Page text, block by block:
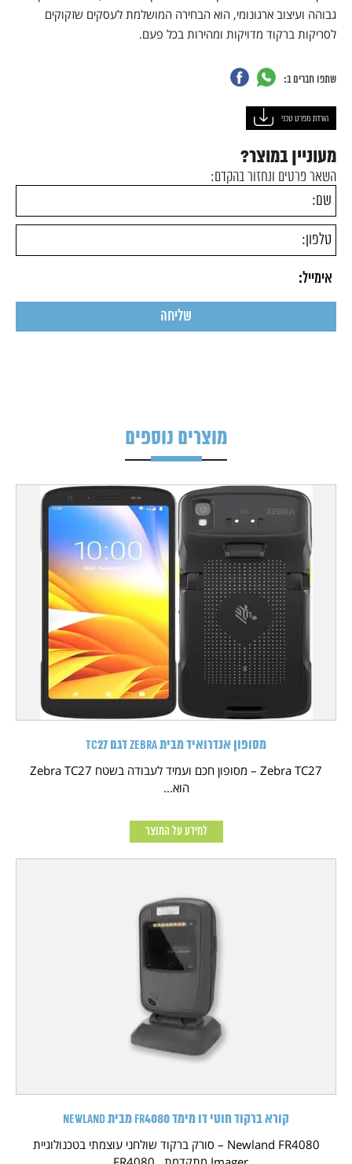
גבוהה ועיצוב ארגונומי, הוא הבחירה המושלמת לעסקים שזקוקים
לסריקות ברקוד מדויקות ומהירות בכל פעם.
שתפו חברים ב:
הורדת מפרט טכני
מעוניין במוצר?
השאר פרטים ונחזור בהקדם:
מוצרים נוספים
מסופון אנדרואיד מבית Zebra דגם TC27
Zebra TC27 – מסופון חכם ועמיד לעבודה בשטח Zebra TC27
הוא...
למידע על המוצר
קורא ברקוד חוטי דו מימד FR4080 מבית NEWLAND
Newland FR4080 – סורק ברקוד שולחני עוצמתי בטכנולוגיית